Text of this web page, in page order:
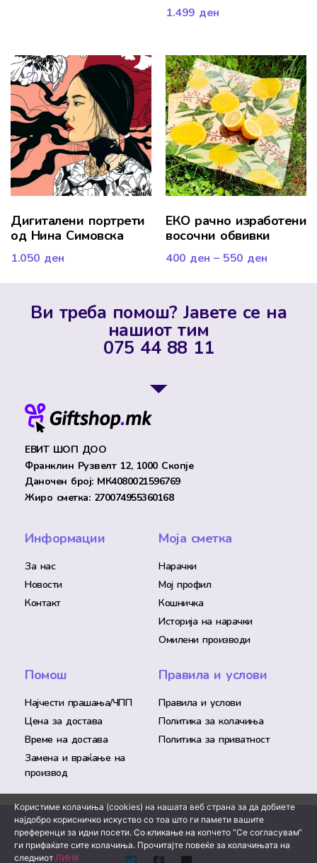
1.499 ден
Дигиталени портрети
од Нина Симовска
1.050 ден
ЕКО рачно изработени
восочни обвивки
400 ден – 550 ден
Ви треба помош? Јавете се на
нашиот тим
075 44 88 11
ЕВИТ ШОП ДОО
Франклин Рузвелт 12, 1000 Скопје
Даночен број: МК4080021596769
Жиро сметка: 270074955360168
Информации
За нас
Новости
Контакт
Моја сметка
Нарачки
Мој профил
Кошничка
Историја на нарачки
Омилени производи
Помош
Најчести прашања/ЧПП
Цена за достава
Време на достава
Замена и враќање на
производ
Правила и услови
Правила и услови
Политика за колачиња
Политика за приватност
© All rights reserved
Користиме колачиња (cookies) на нашата веб страна за да добиете
најдобро корисничко искуство со тоа што ги памети вашите
преференци за идни посети. Со кликање на копчето “Се согласувам“
ги прифаќате сите колачиња. Прочитајте повеќе за колачињата на
следниот ЛИНК